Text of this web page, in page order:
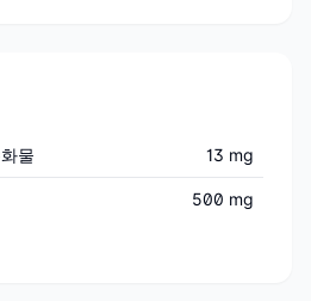
물 13 mg
500 mg